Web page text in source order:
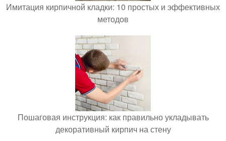
Имитация кирпичной кладки: 10 простых и эффективных
методов
Пошаговая инструкция: как правильно укладывать
декоративный кирпич на стену